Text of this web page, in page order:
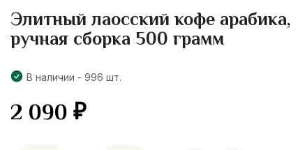
Элитный лаосский кофе арабика,
ручная сборка 500 грамм
В наличии - 996 шт.
2 090₽